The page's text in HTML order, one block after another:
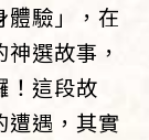
體驗」，在
選故事，
！這段故
遭遇，其實